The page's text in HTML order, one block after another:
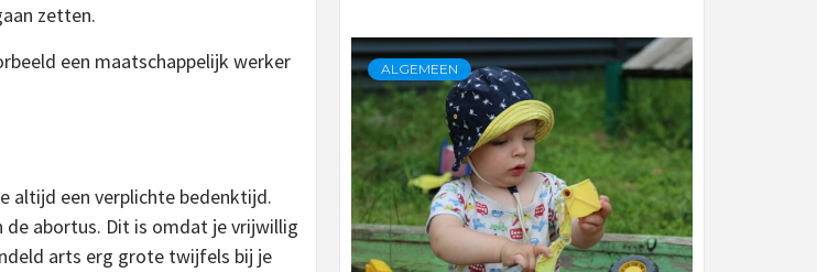
zetten.
een maatschappelijk werker
altijd een verplichte bedenktijd.
de abortus. Dit is omdat je vrijwillig
arts erg grote twijfels bij je
ALGEMEEN